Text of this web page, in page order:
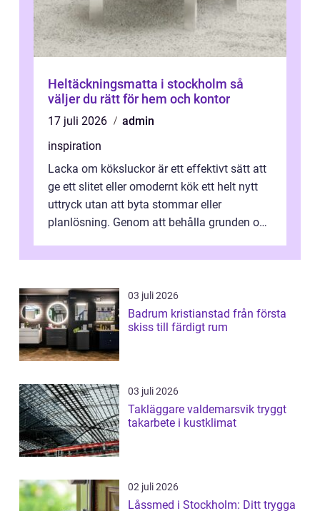
Heltäckningsmatta i stockholm så
väljer du rätt för hem och kontor
17 juli 2026
admin
inspiration
Lacka om köksluckor är ett effektivt sätt att
ge ett slitet eller omodernt kök ett helt nytt
uttryck utan att byta stommar eller
planlösning. Genom att behålla grunden och
03 juli 2026
Badrum kristianstad från första
skiss till färdigt rum
03 juli 2026
Takläggare valdemarsvik tryggt
takarbete i kustklimat
02 juli 2026
Låssmed i Stockholm: Ditt trygga